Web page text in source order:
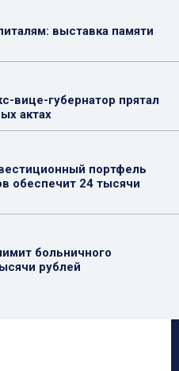
выставка памяти
вице-губернатор прятал
актах
портфель
обеспечит 24 тысячи
больничного
рублей